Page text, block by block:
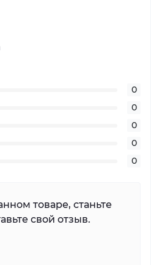
0
0
0
0
0
товаре, станьте
свой отзыв.